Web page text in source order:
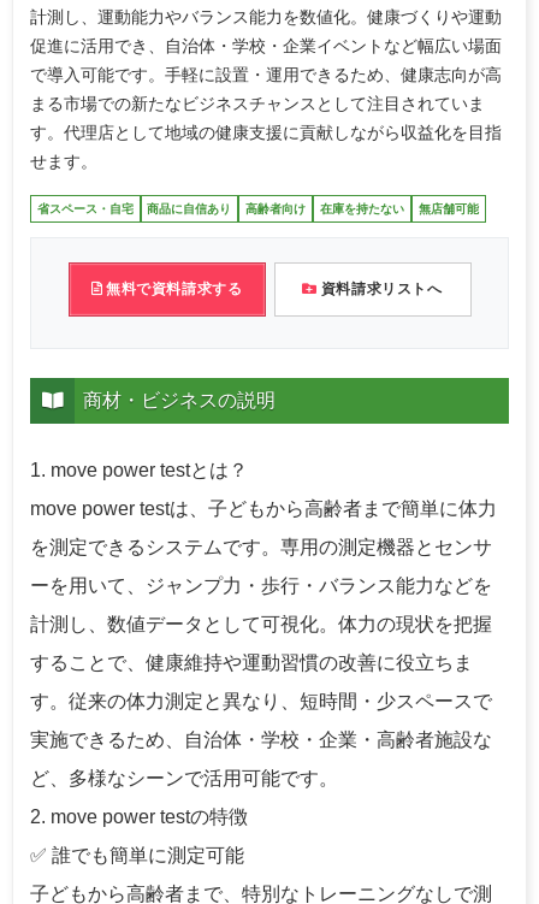
計測し、運動能力やバランス能力を数値化。健康づくりや運動
促進に活用でき、自治体・学校・企業イベントなど幅広い場面
で導入可能です。手軽に設置・運用できるため、健康志向が高
まる市場での新たなビジネスチャンスとして注目されていま
す。代理店として地域の健康支援に貢献しながら収益化を目指
せます。
省スペース・自宅 商品に自信あり 高齢者向け 在庫を持たない 無店舗可能
無料で資料請求する 資料請求リストへ
商材・ビジネスの説明
1. move power testとは？
move power testは、子どもから高齢者まで簡単に体力
を測定できるシステムです。専用の測定機器とセンサ
ーを用いて、ジャンプ力・歩行・バランス能力などを
計測し、数値データとして可視化。体力の現状を把握
することで、健康維持や運動習慣の改善に役立ちま
す。従来の体力測定と異なり、短時間・少スペースで
実施できるため、自治体・学校・企業・高齢者施設な
ど、多様なシーンで活用可能です。
2. move power testの特徴
✅ 誰でも簡単に測定可能
子どもから高齢者まで、特別なトレーニングなしで測